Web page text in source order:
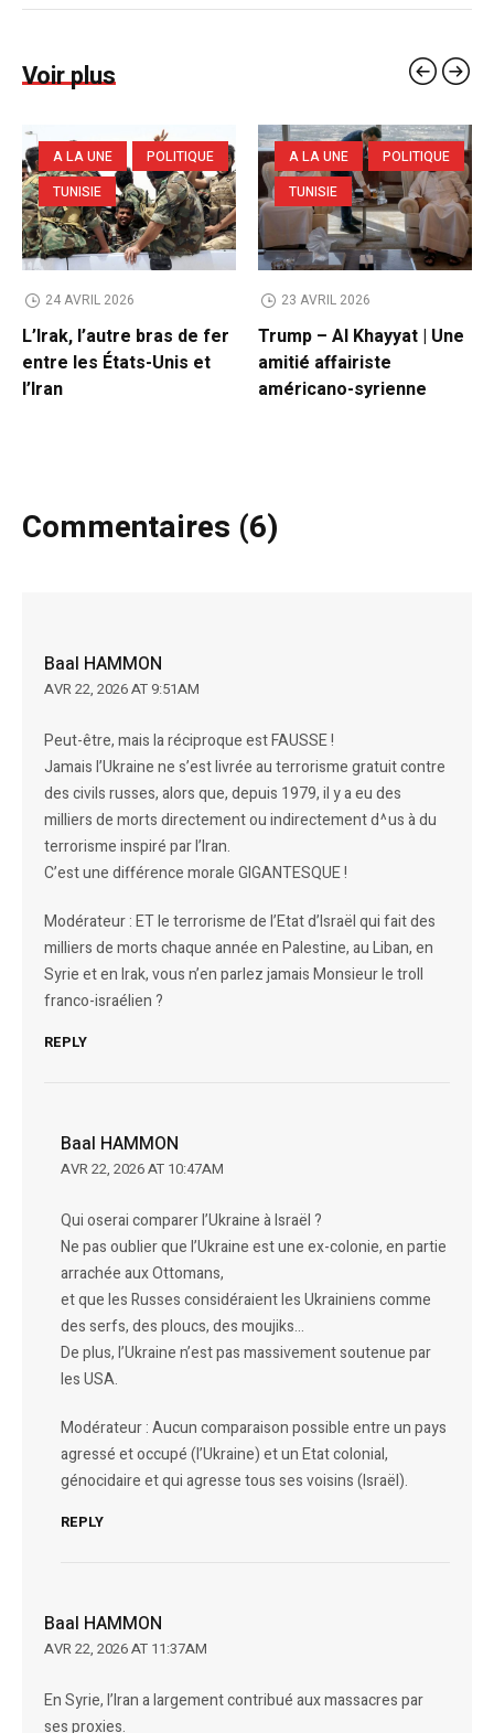
Voir plus
A LA UNE
POLITIQUE
TUNISIE
24 AVRIL 2026
L’Irak, l’autre bras de fer
entre les États-Unis et
l’Iran
A LA UNE
POLITIQUE
TUNISIE
23 AVRIL 2026
Trump – Al Khayyat | Une
amitié affairiste
américano-syrienne
Commentaires (6)
Baal HAMMON
AVR 22, 2026 AT 9:51AM
Peut-être, mais la réciproque est FAUSSE !
Jamais l’Ukraine ne s’est livrée au terrorisme gratuit contre
des civils russes, alors que, depuis 1979, il y a eu des
milliers de morts directement ou indirectement d^us à du
terrorisme inspiré par l’Iran.
C’est une différence morale GIGANTESQUE !
Modérateur : ET le terrorisme de l’Etat d’Israël qui fait des
milliers de morts chaque année en Palestine, au Liban, en
Syrie et en Irak, vous n’en parlez jamais Monsieur le troll
franco-israélien ?
REPLY
Baal HAMMON
AVR 22, 2026 AT 10:47AM
Qui oserai comparer l’Ukraine à Israël ?
Ne pas oublier que l’Ukraine est une ex-colonie, en partie
arrachée aux Ottomans,
et que les Russes considéraient les Ukrainiens comme
des serfs, des ploucs, des moujiks…
De plus, l’Ukraine n’est pas massivement soutenue par
les USA.
Modérateur : Aucun comparaison possible entre un pays
agressé et occupé (l’Ukraine) et un Etat colonial,
génocidaire et qui agresse tous ses voisins (Israël).
REPLY
Baal HAMMON
AVR 22, 2026 AT 11:37AM
En Syrie, l’Iran a largement contribué aux massacres par
ses proxies.